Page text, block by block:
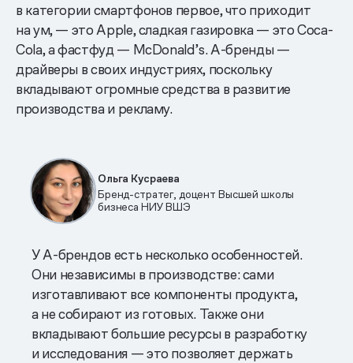
в категории смартфонов первое, что приходит
на ум, — это Apple, сладкая газировка — это Coca-
Cola, а фастфуд — McDonald’s. А-бренды —
драйверы в своих индустриях, поскольку
вкладывают огромные средства в развитие
производства и рекламу.
Ольга Кусраева
Бренд-стратег, доцент Высшей школы
бизнеса НИУ ВШЭ
У А-брендов есть несколько особенностей.
Они независимы в производстве: сами
изготавливают все компоненты продукта,
а не собирают из готовых. Также они
вкладывают большие ресурсы в разработку
и исследования — это позволяет держать